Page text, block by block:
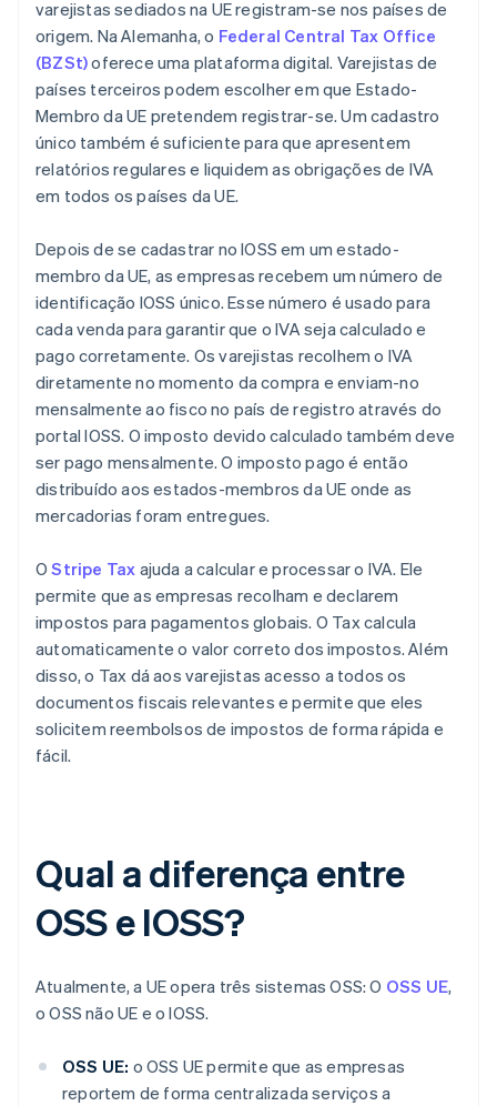
varejistas sediados na UE registram-se nos países de
origem. Na Alemanha, o Federal Central Tax Office
(BZSt)oferece uma plataforma digital. Varejistas de
países terceiros podem escolher em que Estado-
Membro da UE pretendem registrar-se. Um cadastro
único também é suficiente para que apresentem
relatórios regulares e liquidem as obrigações de IVA
em todos os países da UE.
Depois de se cadastrar no IOSS em um estado-
membro da UE, as empresas recebem um número de
identificação IOSS único. Esse número é usado para
cada venda para garantir que o IVA seja calculado e
pago corretamente. Os varejistas recolhem o IVA
diretamente no momento da compra e enviam-no
mensalmente ao fisco no país de registro através do
portal IOSS. O imposto devido calculado também deve
ser pago mensalmente. O imposto pago é então
distribuído aos estados-membros da UE onde as
mercadorias foram entregues.
OStripe Tax ajuda a calcular e processar o IVA. Ele
permite que as empresas recolham e declarem
impostos para pagamentos globais. O Tax calcula
automaticamente o valor correto dos impostos. Além
disso, o Tax dá aos varejistas acesso a todos os
documentos fiscais relevantes e permite que eles
solicitem reembolsos de impostos de forma rápida e
fácil.
Qual a diferença entre
OSS e IOSS?
Atualmente, a UE opera três sistemas OSS: O OSS UE,
o OSS não UE e o IOSS.
OSS UE: o OSS UE permite que as empresas
reportem de forma centralizada serviços a